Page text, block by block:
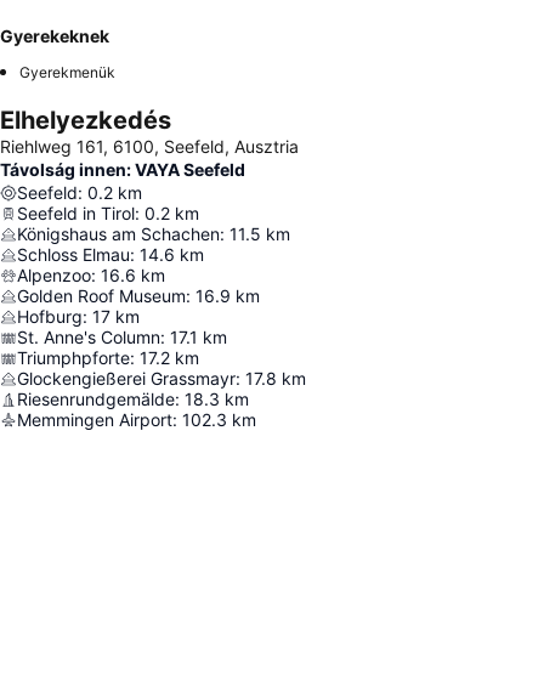
Gyerekeknek
Gyerekmenük
Elhelyezkedés
Riehlweg 161, 6100, Seefeld, Ausztria
Távolság innen: VAYA Seefeld
Seefeld: 0.2 km
Seefeld in Tirol: 0.2 km
Königshaus am Schachen: 11.5 km
Schloss Elmau: 14.6 km
Alpenzoo: 16.6 km
Golden Roof Museum: 16.9 km
Hofburg: 17 km
St. Anne's Column: 17.1 km
Triumphpforte: 17.2 km
Glockengießerei Grassmayr: 17.8 km
Riesenrundgemälde: 18.3 km
Memmingen Airport: 102.3 km